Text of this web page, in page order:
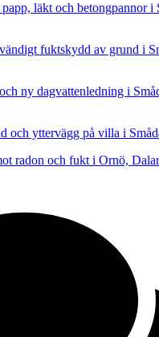
läkt och betongpannor i
fuktskydd av grund i
ny dagvattenledning i
och yttervägg på villa i
radon och fukt i Ornö,